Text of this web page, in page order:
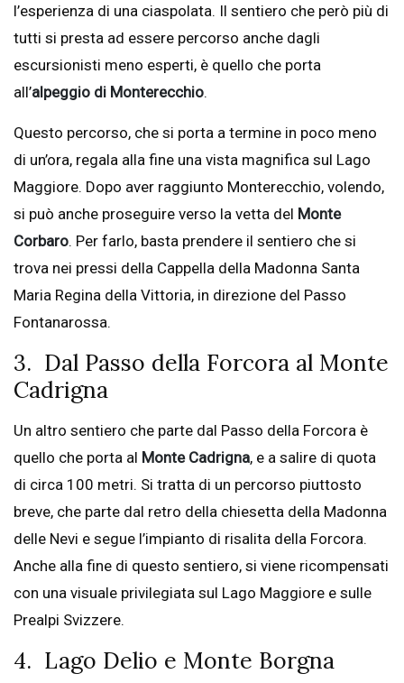
l’esperienza di una ciaspolata. Il sentiero che però più di
tutti si presta ad essere percorso anche dagli
escursionisti meno esperti, è quello che porta
all’alpeggio di Monterecchio.
Questo percorso, che si porta a termine in poco meno
di un’ora, regala alla fine una vista magnifica sul Lago
Maggiore. Dopo aver raggiunto Monterecchio, volendo,
si può anche proseguire verso la vetta del Monte
Corbaro. Per farlo, basta prendere il sentiero che si
trova nei pressi della Cappella della Madonna Santa
Maria Regina della Vittoria, in direzione del Passo
Fontanarossa.
3. Dal Passo della Forcora al Monte
Cadrigna
Un altro sentiero che parte dal Passo della Forcora è
quello che porta al Monte Cadrigna, e a salire di quota
di circa 100 metri. Si tratta di un percorso piuttosto
breve, che parte dal retro della chiesetta della Madonna
delle Nevi e segue l’impianto di risalita della Forcora.
Anche alla fine di questo sentiero, si viene ricompensati
con una visuale privilegiata sul Lago Maggiore e sulle
Prealpi Svizzere.
4. Lago Delio e Monte Borgna